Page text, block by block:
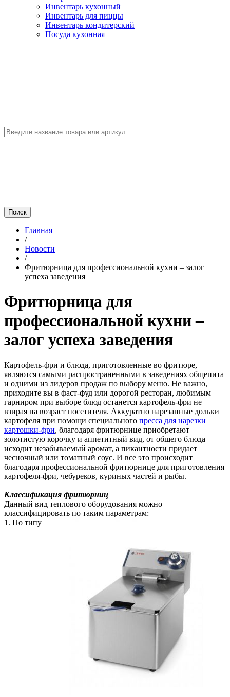
Инвентарь кухонный
Инвентарь для пиццы
Инвентарь кондитерский
Посуда кухонная
Главная
/
Новости
/
Фритюрница для профессиональной кухни – залог
успеха заведения
Фритюрница для
профессиональной кухни –
залог успеха заведения
Картофель-фри и блюда, приготовленные во фритюре,
являются самыми распространенными в заведениях общепита
и одними из лидеров продаж по выбору меню. Не важно,
приходите вы в фаст-фуд или дорогой ресторан, любимым
гарниром при выборе блюд останется картофель-фри не
взирая на возраст посетителя. Аккуратно нарезанные дольки
картофеля при помощи специального пресса для нарезки
картошки-фри, благодаря фритюрнице приобретают
золотистую корочку и аппетитный вид, от общего блюда
исходит незабываемый аромат, а пикантности придает
чесночный или томатный соус. И все это происходит
благодаря профессиональной фритюрнице для приготовления
картофеля-фри, чебуреков, куриных частей и рыбы.
Классификация фритюрниц
Данный вид теплового оборудования можно
классифицировать по таким параметрам:
1. По типу